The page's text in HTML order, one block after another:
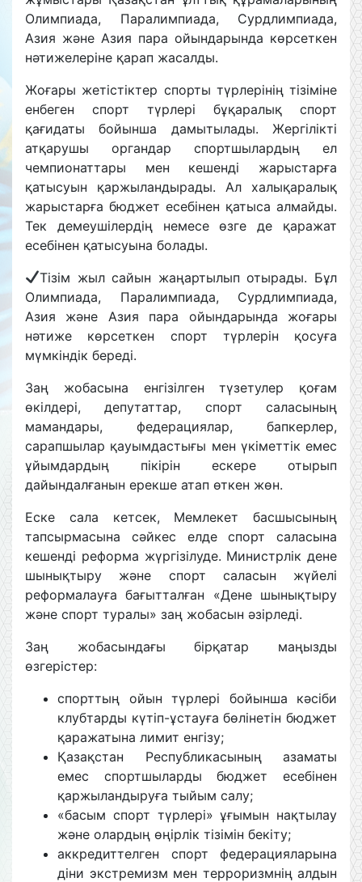
Олимпиада, Паралимпиада, Сурдлимпиада,
Азия және Азия пара ойындарында көрсеткен
нәтижелеріне қарап жасалды.
Жоғары жетістіктер спорты түрлерінің тізіміне
енбеген спорт түрлері бұқаралық спорт
қағидаты бойынша дамытылады. Жергілікті
атқарушы органдар спортшылардың ел
чемпионаттары мен кешенді жарыстарға
қатысуын қаржыландырады. Ал халықаралық
жарыстарға бюджет есебінен қатыса алмайды.
Тек демеушілердің немесе өзге де қаражат
есебінен қатысуына болады.
Тізім жыл сайын жаңартылып отырады. Бұл
Олимпиада, Паралимпиада, Сурдлимпиада,
Азия және Азия пара ойындарында жоғары
нәтиже көрсеткен спорт түрлерін қосуға
мүмкіндік береді.
Заң жобасына енгізілген түзетулер қоғам
өкілдері, депутаттар, спорт саласының
мамандары, федерациялар, бапкерлер,
сарапшылар қауымдастығы мен үкіметтік емес
ұйымдардың пікірін ескере отырып
дайындалғанын ерекше атап өткен жөн.
Еске сала кетсек, Мемлекет басшысының
тапсырмасына сәйкес елде спорт саласына
кешенді реформа жүргізілуде. Министрлік дене
шынықтыру және спорт саласын жүйелі
реформалауға бағытталған «Дене шынықтыру
және спорт туралы» заң жобасын әзірледі.
️Заң жобасындағы бірқатар маңызды
өзгерістер:
спорттың ойын түрлері бойынша кәсіби
клубтарды күтіп-ұстауға бөлінетін бюджет
қаражатына лимит енгізу;
Қазақстан Республикасының азаматы
емес спортшыларды бюджет есебінен
қаржыландыруға тыйым салу;
«басым спорт түрлері» ұғымын нақтылау
және олардың өңірлік тізімін бекіту;
аккредиттелген спорт федерацияларына
діни экстремизм мен терроризмнің алдын